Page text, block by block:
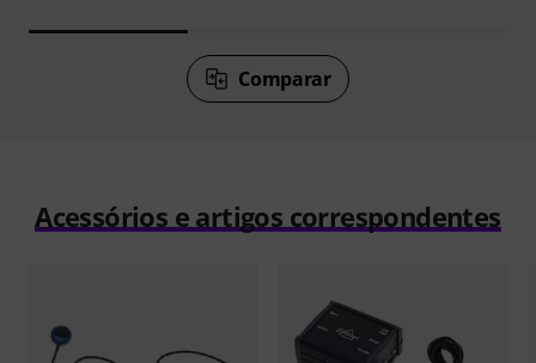
Comparar
Acessórios e artigos correspondentes